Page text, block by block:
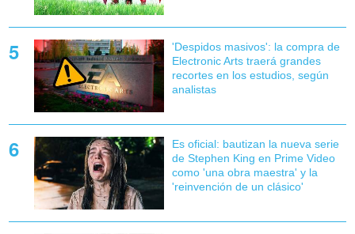
'Despidos masivos': la compra de
Electronic Arts traerá grandes
recortes en los estudios, según
analistas
Es oficial: bautizan la nueva serie
de Stephen King en Prime Video
como 'una obra maestra' y la
'reinvención de un clásico'